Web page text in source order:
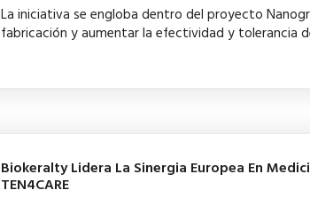
La iniciativa se engloba dentro del proyecto
fabricación y aumentar la efectividad y tolerancia
Biokeralty Lidera La Sinergia Europea En
TEN4CARE